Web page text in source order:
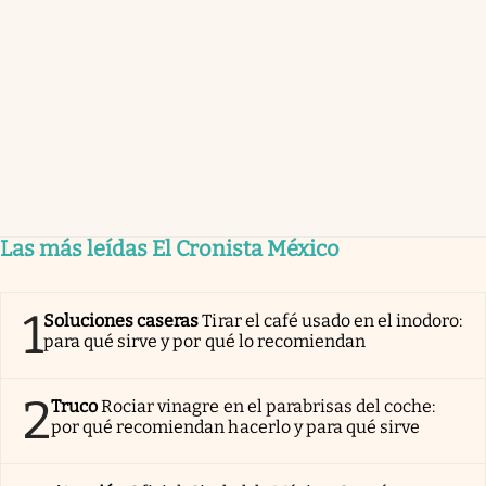
Las más leídas El Cronista México
1Soluciones caserasTirar el café usado en el inodoro:
para qué sirve y por qué lo recomiendan
2TrucoRociar vinagre en el parabrisas del coche:
por qué recomiendan hacerlo y para qué sirve